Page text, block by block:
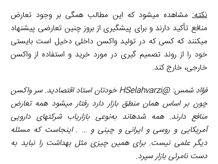
نکته:مشاهده می­شود که این مطالب همگی بر وجود تعارض
منافع تأکید دارند و برای پیشگیری از بروز چنین تعارضی پیشنهاد
می­کنند که کسی که در تولید واکسن داخلی دخیل است بایستی
خود را از روند تصمیم­ گیری در مورد خرید و استفاده از واکسن
خارجی، خارج کند.
فؤاد شمس:@HSelahvarzi
خودتان استاد اقتصادید. سر واکسن
چون بر اساس همان منطق بازار دارد رفتار می­شود همه تعارض
منافع دارند. همه شده­اند به‌نوعی بازاریاب شرکت­های دارویی
آمریکایی و روسی و ایرانی و چینی و … . اینجاست که مسئله
دیگر علمی نیست. برای همین چیزی مثل بهداشت را نباید به
دست نامرئی بازار سپرد.